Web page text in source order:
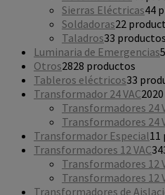
Sierras Eléctricas44
Soldadoras22
Taladros33 productos
Luminaria de Emergencias5
Otros2828 productos
Tableros eléctricos33
Transformador 24 VAC20
Transformadores 24
Transformadores 24
Transformador Especial1 1
Transformadores 12 VAC34
Transformadores 12
Transformadores 12
Transformadores de